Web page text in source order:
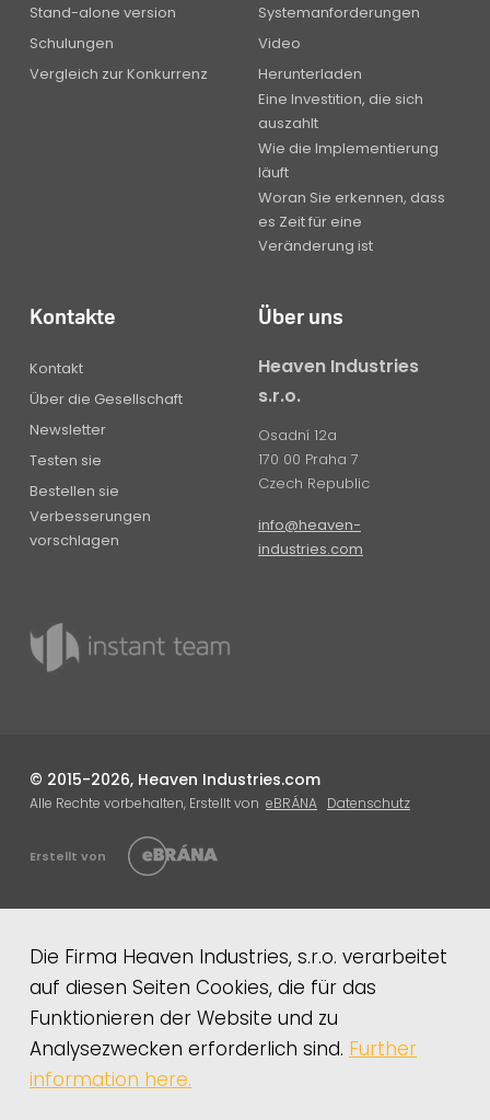
Stand-alone version
Schulungen
Vergleich zur Konkurrenz
Systemanforderungen
Video
Herunterladen
Eine Investition, die sich
auszahlt
Wie die Implementierung
läuft
Woran Sie erkennen, dass
es Zeit für eine
Veränderung ist
Kontakte
Kontakt
Über die Gesellschaft
Newsletter
Testen sie
Bestellen sie
Verbesserungen
vorschlagen
Über uns
Heaven Industries
s.r.o.
Osadní 12a
170 00 Praha 7
Czech Republic
info@heaven-
industries.com
© 2015-2026, Heaven Industries.com
Alle Rechte vorbehalten, Erstellt von eBRÁNA Datenschutz
Erstellt von
Die Firma Heaven Industries, s.r.o. verarbeitet
auf diesen Seiten Cookies, die für das
Funktionieren der Website und zu
Analysezwecken erforderlich sind. Further
information here.